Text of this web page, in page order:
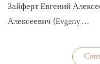
Зайферт Евгений
Алексеевич (Evgeny …